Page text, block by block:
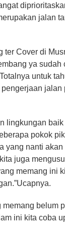
jalan
ter Cover di
ya
untuk
jalan
lingkungan
pokok
yang nanti
juga
memang ini
belum
ini kita coba